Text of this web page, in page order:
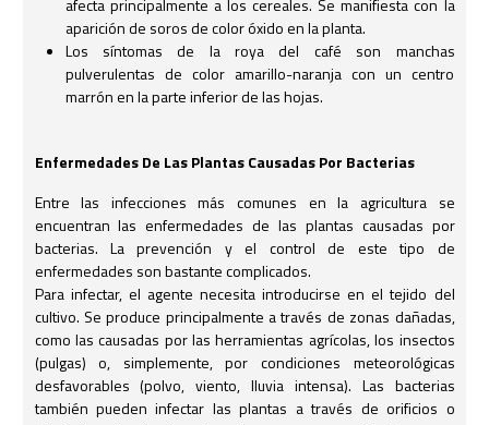
afecta principalmente a los cereales. Se manifiesta con la
aparición de soros de color óxido en la planta.
Los síntomas de la roya del café son manchas
pulverulentas de color amarillo-naranja con un centro
marrón en la parte inferior de las hojas.
Enfermedades De Las Plantas Causadas Por Bacterias
Entre las infecciones más comunes en la agricultura se
encuentran las enfermedades de las plantas causadas por
bacterias. La prevención y el control de este tipo de
enfermedades son bastante complicados.
Para infectar, el agente necesita introducirse en el tejido del
cultivo. Se produce principalmente a través de zonas dañadas,
como las causadas por las herramientas agrícolas, los insectos
(pulgas) o, simplemente, por condiciones meteorológicas
desfavorables (polvo, viento, lluvia intensa). Las bacterias
también pueden infectar las plantas a través de orificios o